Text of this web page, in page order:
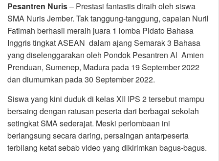
Pesantren Nuris– Prestasi fantastis diraih oleh siswa
SMA Nuris Jember. Tak tanggung-tanggung, capaian Nuril
Fatimah berhasil meraih juara 1 lomba Pidato Bahasa
Inggris tingkat ASEAN dalam ajang Semarak 3 Bahasa
yang diselenggarakan oleh Pondok Pesantren Al Amien
Prenduan, Sumenep, Madura pada 19 September 2022
dan diumumkan pada 30 September 2022.
Siswa yang kini duduk di kelas XII IPS 2 tersebut mampu
bersaing dengan ratusan peserta dari berbagai sekolah
setingkat SMA sederajat. Meski perlombaan ini
berlangsung secara daring, persaingan antarpeserta
terbilang ketat sebab video yang dikirimkan bagus-bagus.